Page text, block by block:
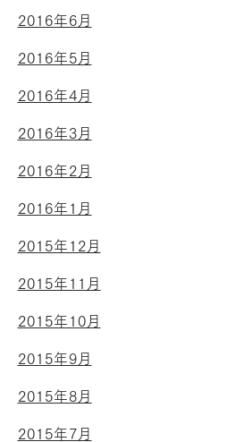
2016年6月
2016年5月
2016年4月
2016年3月
2016年2月
2016年1月
2015年12月
2015年11月
2015年10月
2015年9月
2015年8月
2015年7月